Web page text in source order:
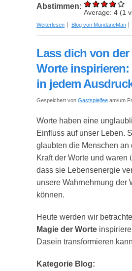
Abstimmen:
Average: 4 (1
Weiterlesen über Murphys Gesetz auf
Blog von MundaneMan
Lass dich von der
Worte inspirieren:
in jedem
Gespeichert von Gastspielfee am/um
Worte haben eine
Einfluss auf unser Leben.
glaubten die Menschen an
Kraft der Worte und waren
dass sie Lebensenergie
unsere Wahrnehmung der
können.
Heute werden wir
Magie der Worte
Dasein transformieren
Kategorie Blog: